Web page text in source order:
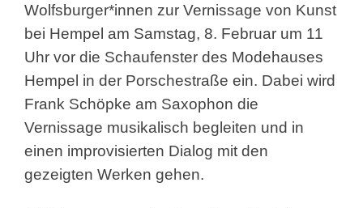
Wolfsburger*innen zur Vernissage von Kunst
bei Hempel am Samstag, 8. Februar um 11
Uhr vor die Schaufenster des Modehauses
Hempel in der Porschestraße ein. Dabei wird
Frank Schöpke am Saxophon die
Vernissage musikalisch begleiten und in
einen improvisierten Dialog mit den
gezeigten Werken gehen.